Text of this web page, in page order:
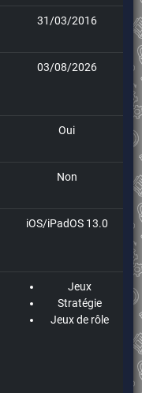
31/03/2016
03/08/2026
Oui
Non
iOS/iPadOS 13.0
Jeux
Stratégie
Jeux de rôle